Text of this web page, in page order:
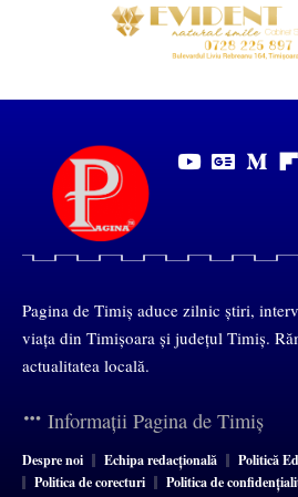
Pagina de Timiș aduce zilnic știri,
viața din Timișoara și județul Timiș.
actualitatea locală.
Informații Pagina de Timiș
Despre noi Echipa redacțională
Politică
Politica de corecturi
Politica de